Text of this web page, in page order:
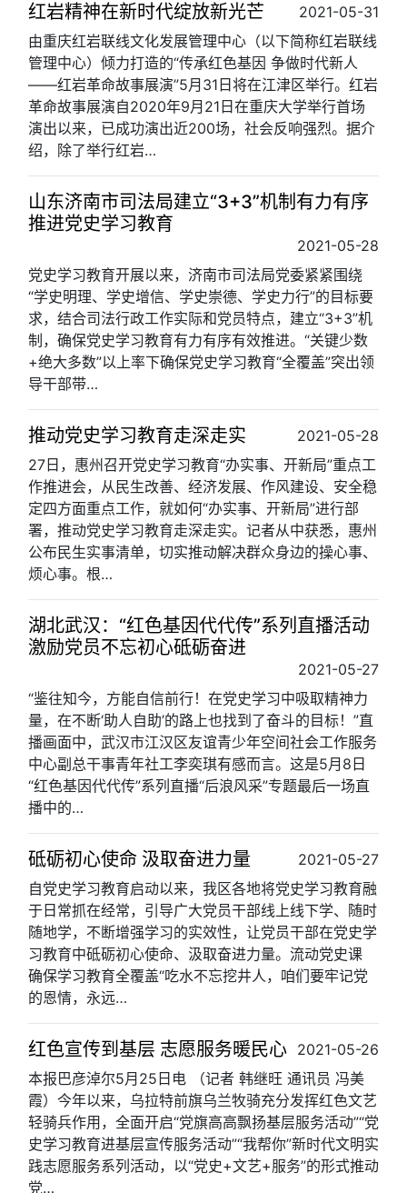
红岩精神在新时代绽放新光芒
2021-05-31
由重庆红岩联线文化发展管理中心（以下简称红岩联线
管理中心）倾力打造的“传承红色基因 争做时代新人
——红岩革命故事展演”5月31日将在江津区举行。红岩
革命故事展演自2020年9月21日在重庆大学举行首场
演出以来，已成功演出近200场，社会反响强烈。据介
绍，除了举行红岩…
山东济南市司法局建立“3+3”机制有力有序
推进党史学习教育
2021-05-28
党史学习教育开展以来，济南市司法局党委紧紧围绕
“学史明理、学史增信、学史崇德、学史力行”的目标要
求，结合司法行政工作实际和党员特点，建立“3+3”机
制，确保党史学习教育有力有序有效推进。“关键少数
+绝大多数”以上率下确保党史学习教育“全覆盖”突出领
导干部带…
推动党史学习教育走深走实
2021-05-28
27日，惠州召开党史学习教育“办实事、开新局”重点工
作推进会，从民生改善、经济发展、作风建设、安全稳
定四方面重点工作，就如何“办实事、开新局”进行部
署，推动党史学习教育走深走实。记者从中获悉，惠州
公布民生实事清单，切实推动解决群众身边的操心事、
烦心事。根…
湖北武汉：“红色基因代代传”系列直播活动
激励党员不忘初心砥砺奋进
2021-05-27
“鉴往知今，方能自信前行！在党史学习中吸取精神力
量，在不断‘助人自助’的路上也找到了奋斗的目标！”直
播画面中，武汉市江汉区友谊青少年空间社会工作服务
中心副总干事青年社工李奕琪有感而言。这是5月8日
“红色基因代代传”系列直播“后浪风采”专题最后一场直
播中的…
砥砺初心使命 汲取奋进力量
2021-05-27
自党史学习教育启动以来，我区各地将党史学习教育融
于日常抓在经常，引导广大党员干部线上线下学、随时
随地学，不断增强学习的实效性，让党员干部在党史学
习教育中砥砺初心使命、汲取奋进力量。流动党史课
确保学习教育全覆盖“吃水不忘挖井人，咱们要牢记党
的恩情，永远…
红色宣传到基层 志愿服务暖民心 2021-05-26
本报巴彦淖尔5月25日电 （记者 韩继旺 通讯员 冯美
霞）今年以来，乌拉特前旗乌兰牧骑充分发挥红色文艺
轻骑兵作用，全面开启“党旗高高飘扬基层服务活动”“党
史学习教育进基层宣传服务活动”“我帮你”新时代文明实
践志愿服务系列活动，以“党史+文艺+服务”的形式推动
党…